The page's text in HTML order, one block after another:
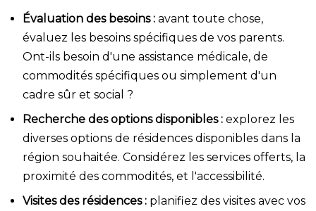
Évaluation des besoins : avant toute chose,
évaluez les besoins spécifiques de vos parents.
Ont-ils besoin d'une assistance médicale, de
commodités spécifiques ou simplement d'un
cadre sûr et social ?
Recherche des options disponibles : explorez les
diverses options de résidences disponibles dans la
région souhaitée. Considérez les services offerts, la
proximité des commodités, et l'accessibilité.
Visites des résidences : planifiez des visites avec vos